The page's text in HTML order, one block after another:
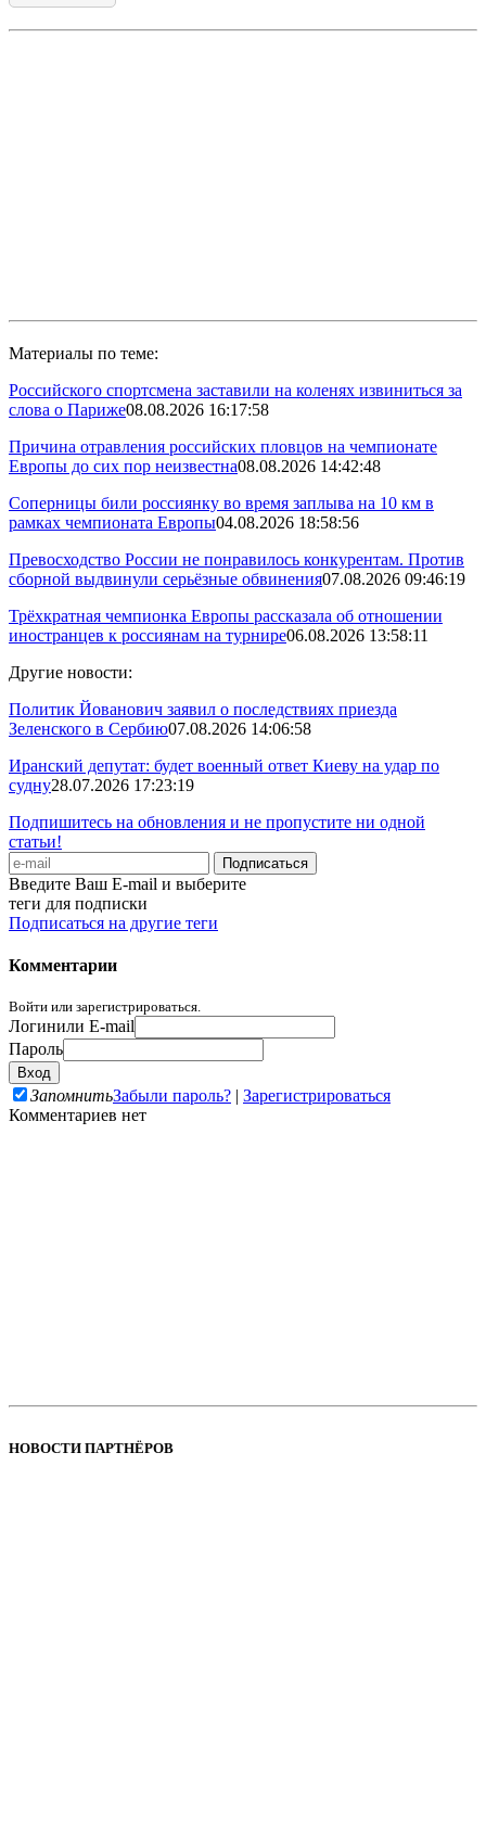
Материалы по теме:
Российского спортсмена заставили на коленях извиниться за
слова о Париже08.08.2026 16:17:58
Причина отравления российских пловцов на чемпионате
Европы до сих пор неизвестна08.08.2026 14:42:48
Соперницы били россиянку во время заплыва на 10 км в
рамках чемпионата Европы04.08.2026 18:58:56
Превосходство России не понравилось конкурентам. Против
сборной выдвинули серьёзные обвинения07.08.2026 09:46:19
Трёхкратная чемпионка Европы рассказала об отношении
иностранцев к россиянам на турнире06.08.2026 13:58:11
Другие новости:
Политик Йованович заявил о последствиях приезда
Зеленского в Сербию07.08.2026 14:06:58
Иранский депутат: будет военный ответ Киеву на удар по
судну28.07.2026 17:23:19
Подпишитесь на обновления и не пропустите ни одной
статьи!
Введите Ваш E-mail и выберите
теги для подписки
Подписаться на другие теги
Комментарии
Войти или зарегистрироваться.
Логинили E-mail
Пароль
ЗапомнитьЗабыли пароль? | Зарегистрироваться
Комментариев нет
НОВОСТИ ПАРТНЁРОВ